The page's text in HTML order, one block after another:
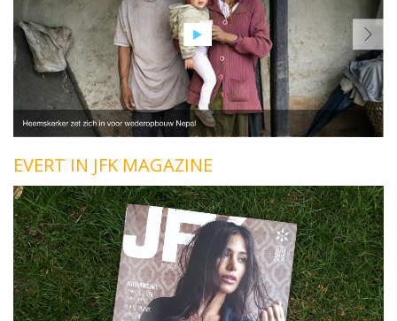
EVERT IN JFK MAGAZINE